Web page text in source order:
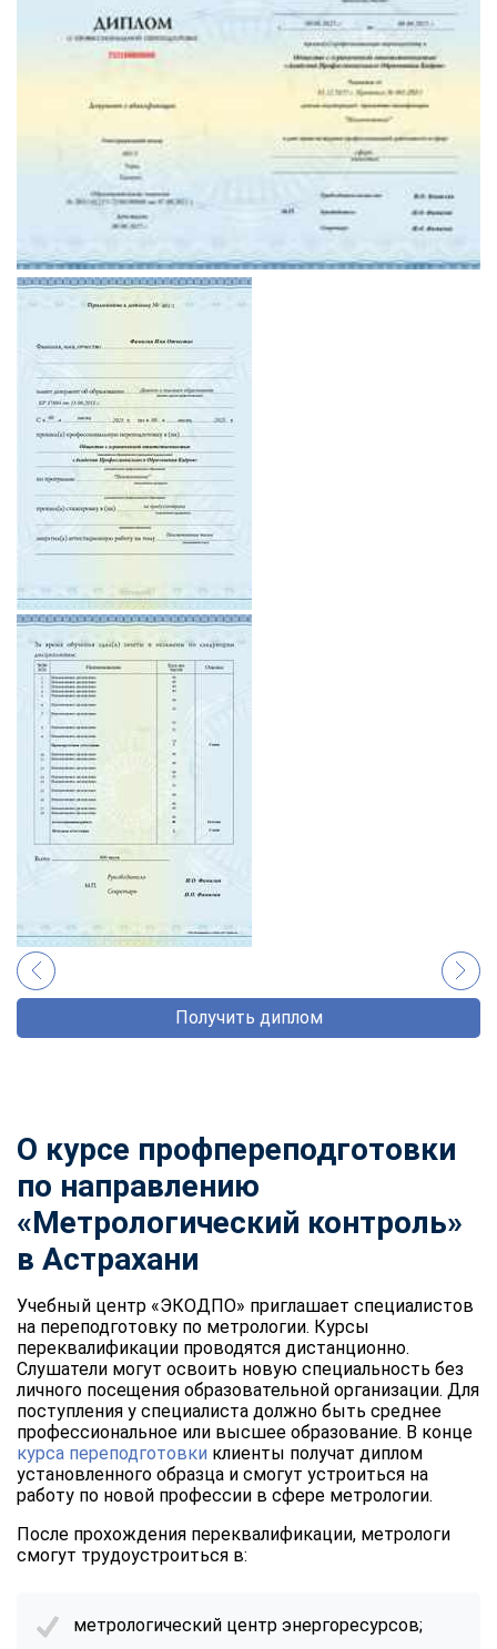
Получить диплом
О курсе профпереподготовки
по направлению
«Метрологический контроль»
в Астрахани
Учебный центр «ЭКОДПО» приглашает специалистов
на переподготовку по метрологии. Курсы
переквалификации проводятся дистанционно.
Слушатели могут освоить новую специальность без
личного посещения образовательной организации. Для
поступления у специалиста должно быть среднее
профессиональное или высшее образование. В конце
курса переподготовки клиенты получат диплом
установленного образца и смогут устроиться на
работу по новой профессии в сфере метрологии.
После прохождения переквалификации, метрологи
смогут трудоустроиться в:
метрологический центр энергоресурсов;